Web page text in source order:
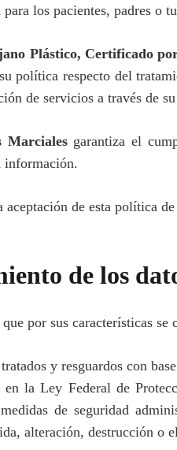
los pacientes, padres o
Plástico, Certificado
política respecto del
de servicios a través de
Marcialesgarantiza el
información.
de esta política
de los
que por sus características
tratados y resguardos con
en la Ley Federal de
de seguridad
alteración, destrucción o